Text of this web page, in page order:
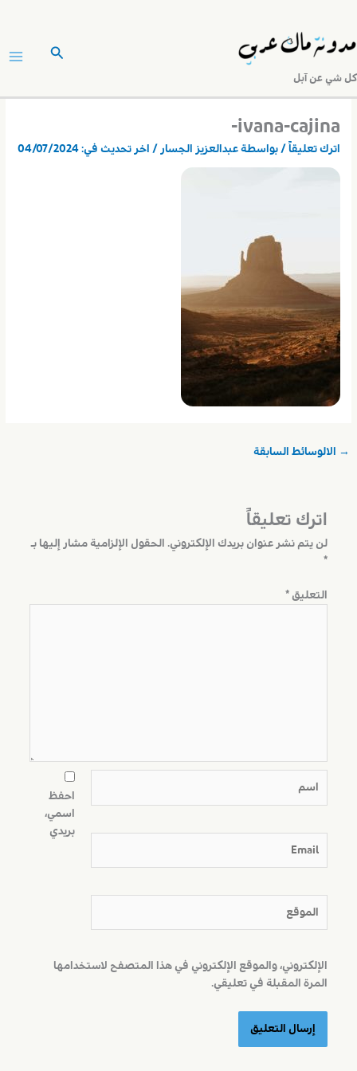
إلى
كل شي عن آبل
البحث
ivana-cajina-
اترك تعليقاً / بواسطة عبدالعزيز الجسار/ اخر تحديث في: 04/07/2024
→ الالوسائط السابقة
اترك تعليقاً
لن يتم نشر عنوان بريدك الإلكتروني. الحقول الإلزامية مشار إليها بـ
*
التعليق *
احفظ
اسمي،
بريدي
الإلكتروني، والموقع الإلكتروني في هذا المتصفح لاستخدامها
المرة المقبلة في تعليقي.